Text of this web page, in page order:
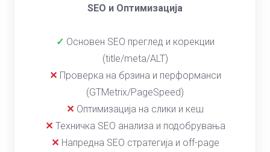
SEO и Оптимизација
✓ Основен SEO преглед и корекции
(title/meta/ALT)
✕ Проверка на брзина и перформанси
(GTMetrix/PageSpeed)
✕ Оптимизација на слики и кеш
✕ Техничка SEO анализа и подобрувања
✕ Напредна SEO стратегија и off-page